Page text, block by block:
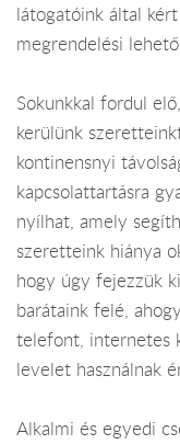
látogatóink által
megrendelési
Sokunkkal fordul
kerülünk
kontinensnyi
kapcsolattartásra
nyílhat, amely
szeretteink hiánya
hogy úgy fejezzük
barátaink felé,
telefont, internetes
levelet használnak
Alkalmi és egyedi